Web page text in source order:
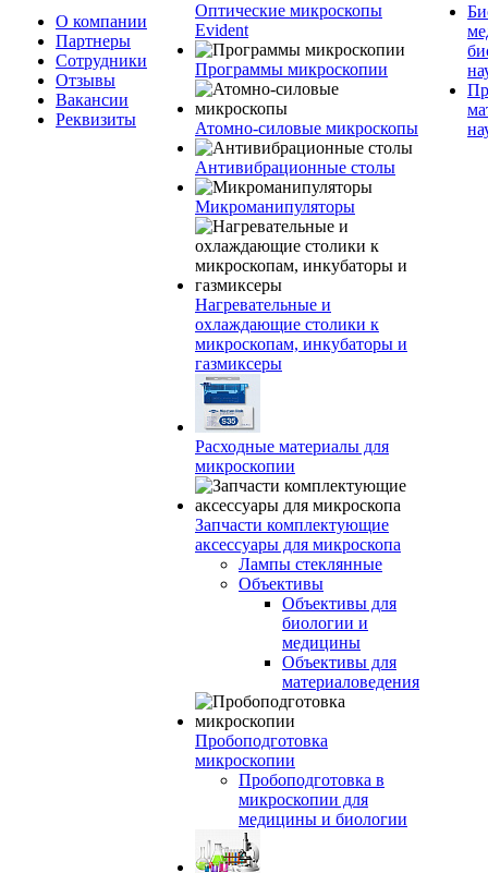
О компании
Партнеры
Сотрудники
Отзывы
Вакансии
Реквизиты
Оптические микроскопы
Evident
Программы микроскопии
Атомно-силовые микроскопы
Антивибрационные столы
Микроманипуляторы
Нагревательные и
охлаждающие столики к
микроскопам, инкубаторы и
газмиксеры
Расходные материалы для
микроскопии
Запчасти комплектующие
аксессуары для микроскопа
Лампы стеклянные
Объективы
Объективы для
биологии и
медицины
Объективы для
материаловедения
Пробоподготовка
микроскопии
Пробоподготовка в
микроскопии для
медицины и биологии